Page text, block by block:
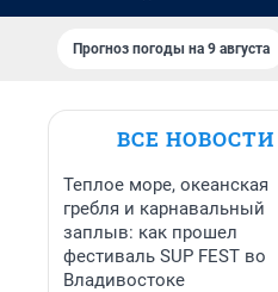
Прогноз погоды на 9 августа
ВСЕ НОВОСТИ
Теплое море, океанская
гребля и карнавальный
заплыв: как прошел
фестиваль SUP FEST во
Владивостоке